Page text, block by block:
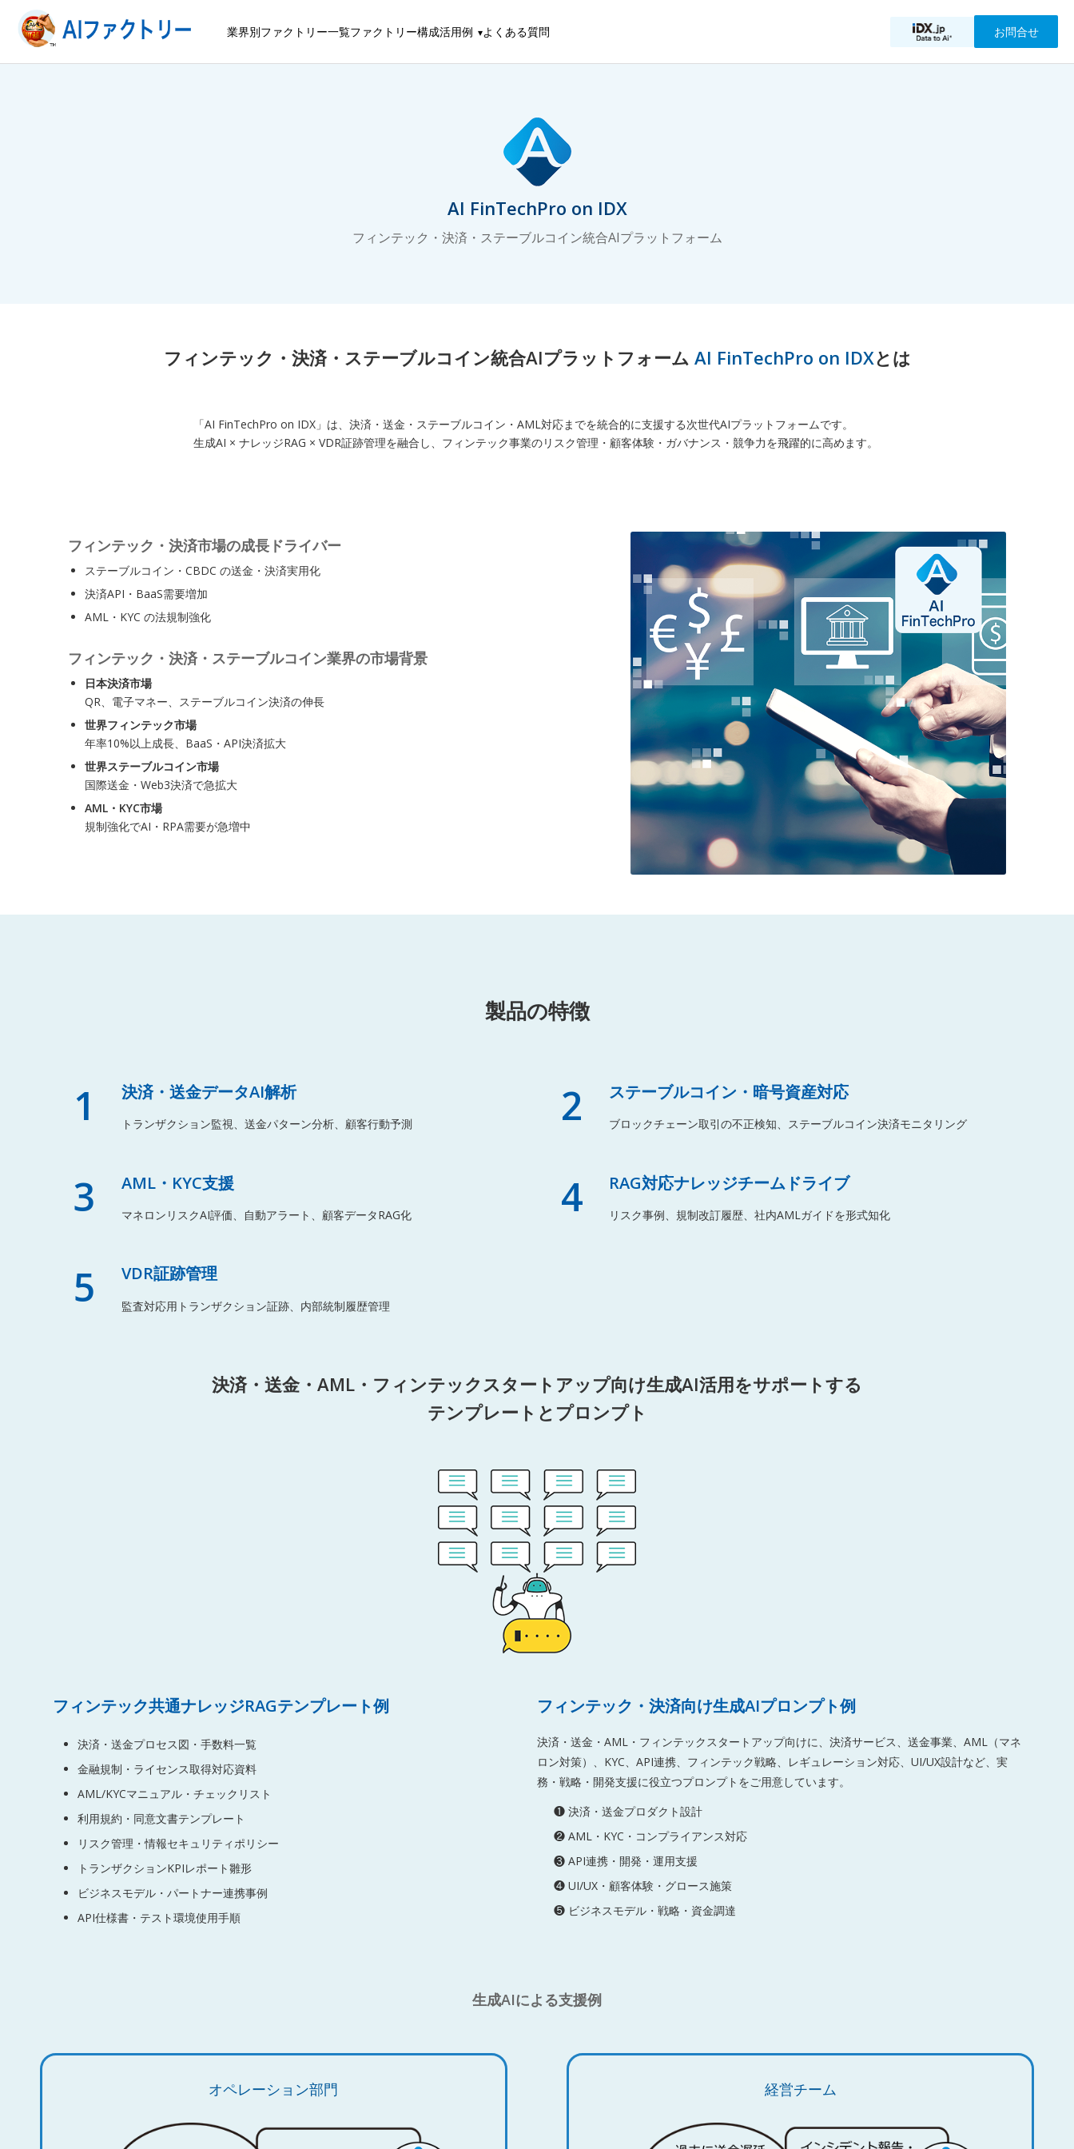
業界別ファクトリー一覧ファクトリー構成活用例 よくある質問 お問合せ
AI FinTechPro on IDX
フィンテック・決済・ステーブルコイン統合AIプラットフォーム
フィンテック・決済・ステーブルコイン統合AIプラットフォーム AI FinTechPro on IDXとは
「AI FinTechPro on IDX」は、決済・送金・ステーブルコイン・AML対応までを統合的に支援する次世代AIプラットフォームです。
生成AI × ナレッジRAG × VDR証跡管理を融合し、フィンテック事業のリスク管理・顧客体験・ガバナンス・競争力を飛躍的に高めます。
フィンテック・決済市場の成長ドライバー
ステーブルコイン・CBDC の送金・決済実用化
決済API・BaaS需要増加
AML・KYC の法規制強化
フィンテック・決済・ステーブルコイン業界の市場背景
日本決済市場
QR、電子マネー、ステーブルコイン決済の伸長
世界フィンテック市場
年率10%以上成長、BaaS・API決済拡大
世界ステーブルコイン市場
国際送金・Web3決済で急拡大
AML・KYC市場
規制強化でAI・RPA需要が急増中
製品の特徴
1 決済・送金データAI解析
トランザクション監視、送金パターン分析、顧客行動予測 2 ステーブルコイン・暗号資産対応
ブロックチェーン取引の不正検知、ステーブルコイン決済モニタリング
3 AML・KYC支援
マネロンリスクAI評価、自動アラート、顧客データRAG化 4 RAG対応ナレッジチームドライブ
リスク事例、規制改訂履歴、社内AMLガイドを形式知化
5 VDR証跡管理
監査対応用トランザクション証跡、内部統制履歴管理
決済・送金・AML・フィンテックスタートアップ向け生成AI活用をサポートする
テンプレートとプロンプト
フィンテック共通ナレッジRAGテンプレート例
決済・送金プロセス図・手数料一覧
金融規制・ライセンス取得対応資料
AML/KYCマニュアル・チェックリスト
利用規約・同意文書テンプレート
リスク管理・情報セキュリティポリシー
トランザクションKPIレポート雛形
ビジネスモデル・パートナー連携事例
API仕様書・テスト環境使用手順
フィンテック・決済向け生成AIプロンプト例
決済・送金・AML・フィンテックスタートアップ向けに、決済サービス、送金事業、AML（マネ
ロン対策）、KYC、API連携、フィンテック戦略、レギュレーション対応、UI/UX設計など、実
務・戦略・開発支援に役立つプロンプトをご用意しています。
❶ 決済・送金プロダクト設計
❷ AML・KYC・コンプライアンス対応
❸ API連携・開発・運用支援
❹ UI/UX・顧客体験・グロース施策
❺ ビジネスモデル・戦略・資金調達
生成AIによる支援例
オペレーション部門 経営チーム